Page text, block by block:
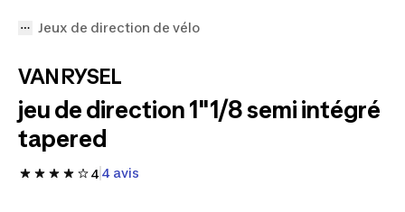
Jeux de direction de vélo
VAN RYSEL
jeu de direction 1"1/8 semi intégré
tapered
44 avis